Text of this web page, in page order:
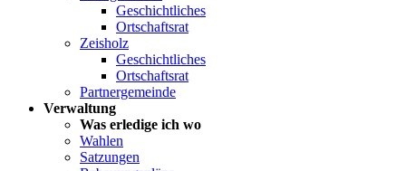
Geschichtliches
Ortschaftsrat
Zeisholz
Geschichtliches
Ortschaftsrat
Partnergemeinde
Verwaltung
Was erledige ich wo
Wahlen
Satzungen